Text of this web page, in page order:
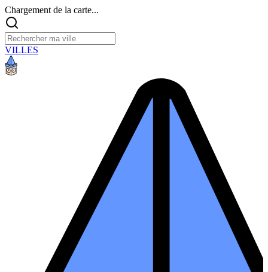
Chargement de la carte...
VILLES